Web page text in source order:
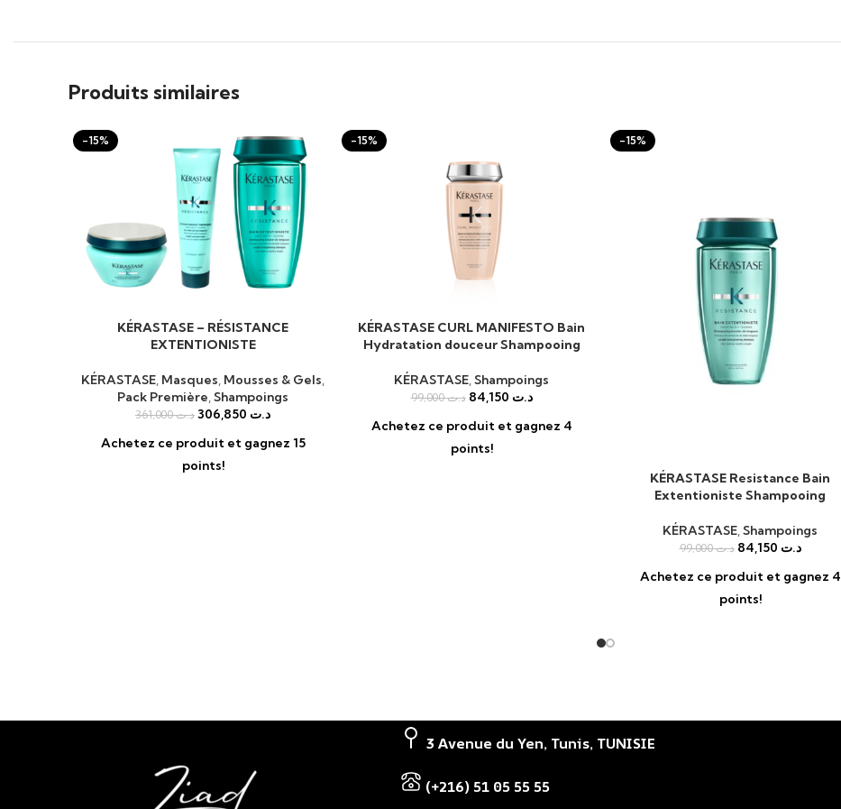
Produits similaires
-15%
AJOUTER AU PANIER
KÉRASTASE – RÉSISTANCE
EXTENTIONISTE
KÉRASTASE, Masques, Mousses & Gels,
Pack Première,Shampoings
د.ت361,000 د.ت
Achetez ce produit et gagnez 15
points!
-15%
AJOUTER AU PANIER
KÉRASTASE CURL MANIFESTO Bain
Hydratation douceur Shampooing
KÉRASTASE,Shampoings
د.ت99,000 د.ت
Achetez ce produit et gagnez 4
points!
-15%
AJOUTER AU PANIER
KÉRASTASE Resistance Bain
Extentioniste Shampooing
KÉRASTASE,Shampoings
د.ت99,000 د.ت
Achetez ce produit et gagnez 4
points!
3 Avenue du Yen, Tunis, TUNISIE
(+216) 51 05 55 55